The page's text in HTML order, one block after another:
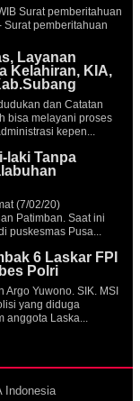
Surat pemberitahuan
Surat pemberitahuan
Layanan
Kelahiran, KIA,
dan Catatan
bisa melayani proses
kepen...
laki Tanpa
(7/02/20)
Patimban. Saat ini
puskesmas Pusa...
6 Laskar FPI
Polri
Yuwono. SIK. MSI
yang diduga
Laska...
Indonesia